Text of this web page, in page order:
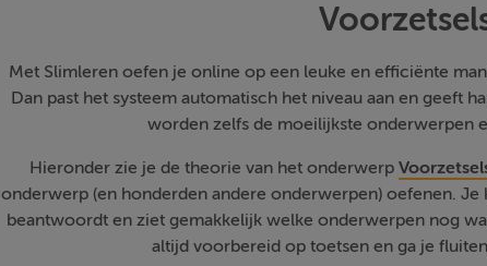
Met Slimleren oefen je online op een leuke en efficiënte
Dan past het systeem automatisch het niveau aan en geeft
worden zelfs de moeilijkste onderwerpen
Hieronder zie je de theorie van het onderwerp
onderwerp (en honderden andere onderwerpen) oefenen.
beantwoordt en ziet gemakkelijk welke onderwerpen nog
altijd voorbereid op toetsen en ga je